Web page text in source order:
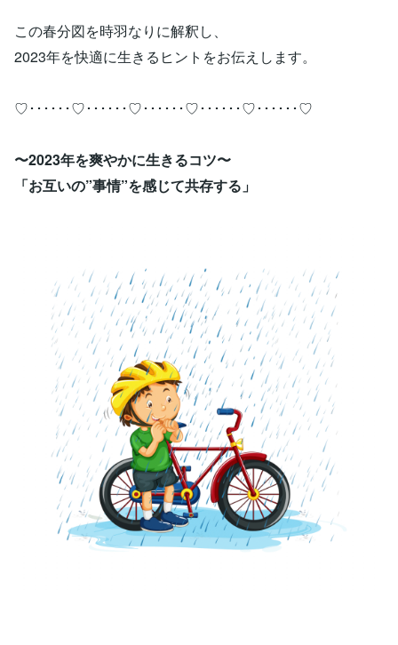
この春分図を時羽なりに解釈し、
2023年を快適に生きるヒントをお伝えします。
♡･･････♡･･････♡･･････♡･･････♡･･････♡
〜2023年を爽やかに生きるコツ〜
「お互いの”事情”を感じて共存する」